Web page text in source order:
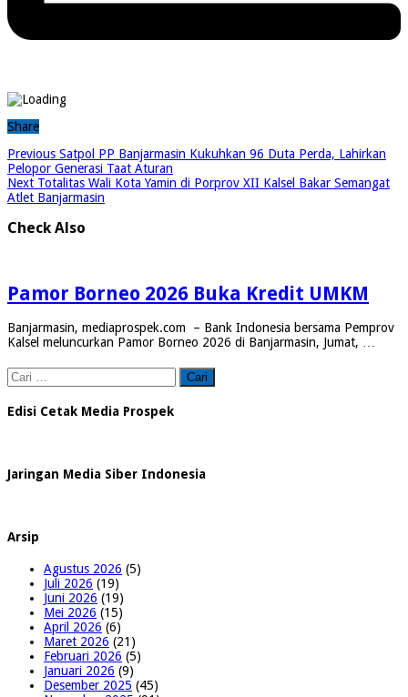
Share
Previous Satpol PP Banjarmasin Kukuhkan 96 Duta Perda, Lahirkan
Pelopor Generasi Taat Aturan
Next Totalitas Wali Kota Yamin di Porprov XII Kalsel Bakar Semangat
Atlet Banjarmasin
Check Also
Pamor Borneo 2026 Buka Kredit UMKM
Banjarmasin, mediaprospek.com – Bank Indonesia bersama Pemprov
Kalsel meluncurkan Pamor Borneo 2026 di Banjarmasin, Jumat, …
Cari
untuk:
Edisi Cetak Media Prospek
Jaringan Media Siber Indonesia
Arsip
Agustus 2026 (5)
Juli 2026 (19)
Juni 2026 (19)
Mei 2026 (15)
April 2026 (6)
Maret 2026 (21)
Februari 2026 (5)
Januari 2026 (9)
Desember 2025 (45)